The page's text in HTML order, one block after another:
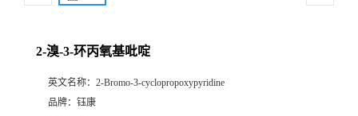
2-溴-3-环丙氧基吡啶
英文名称： 2-Bromo-3-cyclopropoxypyridine
品牌： 钰康